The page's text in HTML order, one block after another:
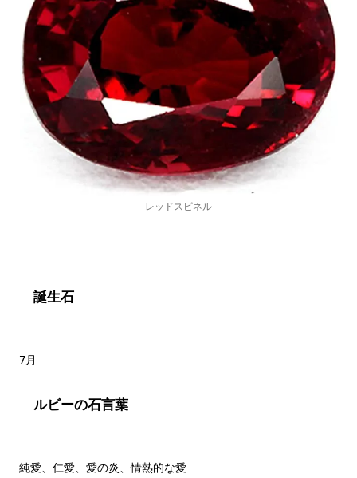
レッドスピネル
誕生石
ルビーの石言葉
純愛、仁愛、愛の炎、情熱的な愛